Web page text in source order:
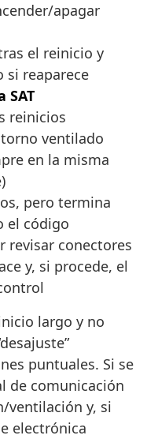
apagar
el reinicio y
si reaparece
SAT
reinicios
ventilado
en la misma
pero termina
el código
revisar conectores
y, si procede, el
largo y no
puntuales. Si se
de comunicación
ventilación y, si
electrónica